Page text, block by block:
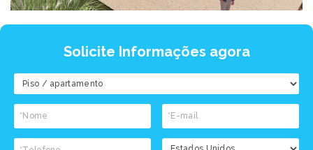
Solicite Informações agora